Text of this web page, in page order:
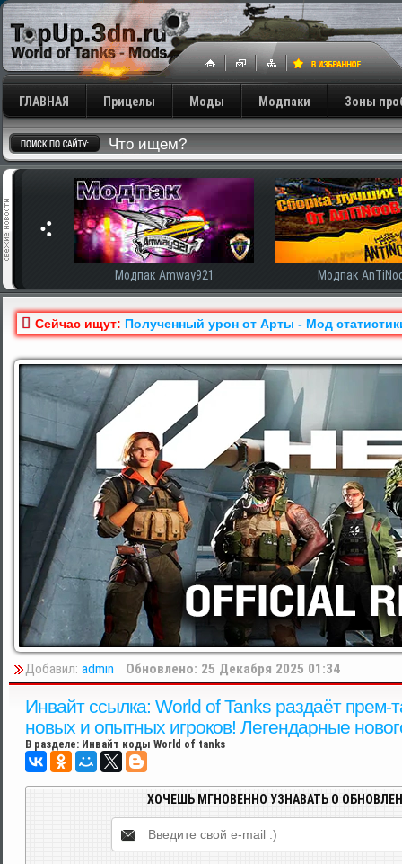
ГЛАВНАЯ Прицелы Моды Модпаки Зоны
Модпак Amway921 Модпак
Сейчас ищут: Полученный урон от Арты - Мод
Добавил: admin Обновлено: 25 Декабря 2025 01:34
Инвайт ссылка: World of Tanks раздаёт прем-
новых и опытных игроков! Легендарные
В разделе: Инвайт коды World of tanks
ХОЧЕШЬ МГНОВЕННО УЗНАВАТЬ О